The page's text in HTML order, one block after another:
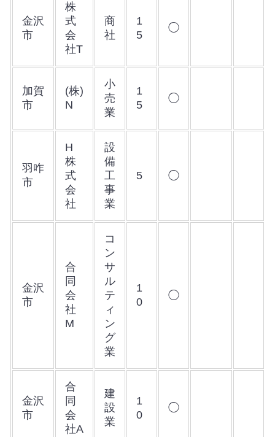
金沢
市
株
式
会
社T
商
社
1
5
◯
加賀
市
(株)
N
小
売
業
1
5
◯
羽咋
市
H
株
式
会
社
設
備
工
事
業
5 ◯
金沢
市
合
同
会
社
M
コ
ン
サ
ル
テ
ィ
ン
グ
業
1
0
◯
金沢
市
合
同
会
社A
建
設
業
1
0
◯